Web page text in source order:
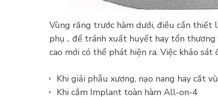
Vùng răng trước hàm dưới, điều cần thiết
phụ .. để tránh xuất huyết hay tổn
cao mới có thể phát hiện ra. Việc khảo
Khi giải phẫu xương, nạo nang hay cắt
Khi cắm Implant toàn hàm All-on-4